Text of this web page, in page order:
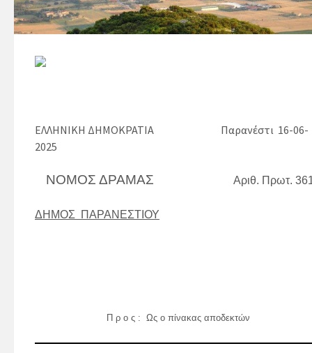
ΕΛΛΗΝΙΚΗ ΔΗΜΟΚΡΑΤΙΑ
Παρανέστι 16-06-
2025
ΝΟΜΟΣ ΔΡΑΜΑΣ Αριθ. Πρωτ.
ΔΗΜΟΣ ΠΑΡΑΝΕΣΤΙΟΥ
Π ρ ο ς : Ως ο πίνακας αποδεκτών